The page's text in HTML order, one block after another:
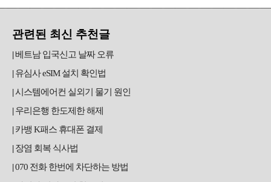
관련된 최신 추천글
베트남 입국신고 날짜 오류
유심사 eSIM 설치 확인법
시스템에어컨 실외기 물기 원인
우리은행 한도제한 해제
카뱅 K패스 휴대폰 결제
장염 회복 식사법
070 전화 한번에 차단하는 방법